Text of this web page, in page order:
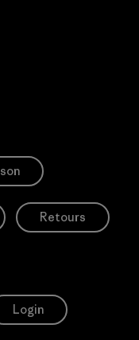
Retours
Login